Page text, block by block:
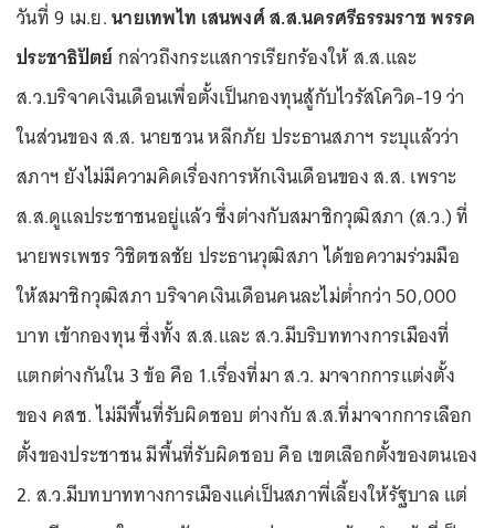
วันที่ 9 เม.ย.นายเทพไท เสนพงศ์ ส.ส.นครศรีธรรมราช พรรค
ประชาธิปัตย์กล่าวถึงกระแสการเรียกร้องให้ ส.ส.และ
ส.ว.บริจาคเงินเดือนเพื่อตั้งเป็นกองทุนสู้กับไวรัสโควิด-19 ว่า
ในส่วนของ ส.ส. นายชวน หลีกภัย ประธานสภาฯ ระบุแล้วว่า
สภาฯ ยังไม่มีความคิดเรื่องการหักเงินเดือนของ ส.ส. เพราะ
ส.ส.ดูแลประชาชนอยู่แล้ว ซึ่งต่างกับสมาชิกวุฒิสภา (ส.ว.) ที่
นายพรเพชร วิชิตชลชัย ประธานวุฒิสภา ได้ขอความร่วมมือ
ให้สมาชิกวุฒิสภา บริจาคเงินเดือนคนละไม่ต่ำกว่า 50,000
บาท เข้ากองทุน ซึ่งทั้ง ส.ส.และ ส.ว.มีบริบททางการเมืองที่
แตกต่างกันใน 3 ข้อ คือ 1.เรื่องที่มา ส.ว. มาจากการแต่งตั้ง
ของ คสช. ไม่มีพื้นที่รับผิดชอบ ต่างกับ ส.ส.ที่มาจากการเลือก
ตั้งของประชาชน มีพื้นที่รับผิดชอบ คือ เขตเลือกตั้งของตนเอง
2. ส.ว.มีบทบาททางการเมืองแค่เป็นสภาพี่เลี้ยงให้รัฐบาล แต่